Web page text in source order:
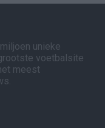
unieke
voetbalsite
meest